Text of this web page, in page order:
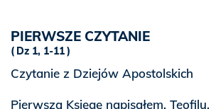
PIERWSZE CZYTANIE
Dz 1, 1-11
Czytanie z Dziejów Apostolskich
Pierwszą Księgę napisałem,